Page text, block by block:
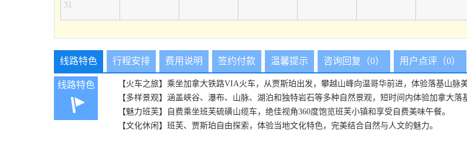
31
线路特色 行程安排 费用说明 签约付款 温馨提示 咨询回复（0） 用户点评（0）
线路特色
【火车之旅】乘坐加拿大铁路VIA火车，从贾斯珀出发，攀越山峰向温哥华前进，体验落基山脉美
【多样景观】涵盖峡谷、瀑布、山脉、湖泊和独特岩石等多种自然景观，短时间内体验加拿大落
【魅力班芙】自费乘坐班芙硫磺山缆车，绝佳视角360度饱览班芙小镇和享受自费美味午餐。
【文化休闲】班芙、贾斯珀自由探索，体验当地文化特色，完美结合自然与人文的魅力。